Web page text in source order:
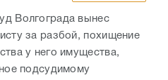
Волгограда вынес
за разбой, похищение
у него имущества,
подсудимому